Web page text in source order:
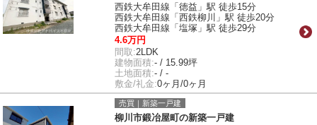
西鉄大牟田線「徳益」駅 徒歩15分
西鉄大牟田線「西鉄柳川」駅 徒歩20分
西鉄大牟田線「塩塚」駅 徒歩29分
4.6万円
間取:2LDK
建物面積:- / 15.99坪
土地面積:- / -
敷金/礼金:0ヶ月/0ヶ月
売買｜新築一戸建
柳川市鍛冶屋町の新築一戸建